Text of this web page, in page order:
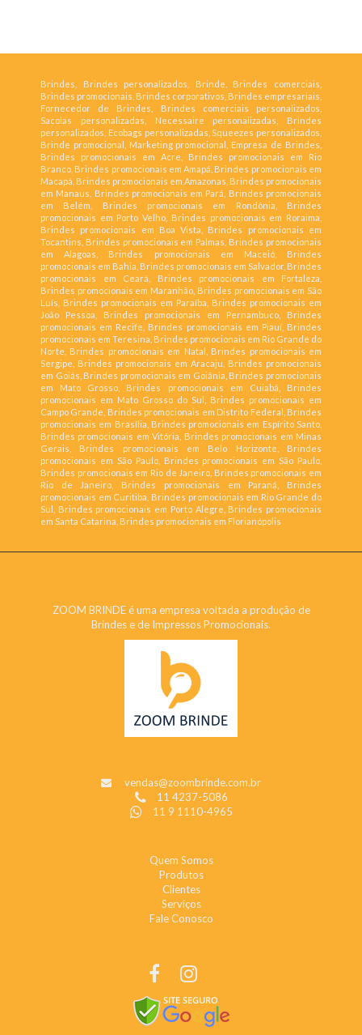
Brindes, Brindes personalizados, Brinde, Brindes comerciais,
Brindes promocionais, Brindes corporativos, Brindes empresariais,
Fornecedor de Brindes, Brindes comerciais personalizados,
Sacolas personalizadas, Necessaire personalizadas, Brindes
personalizados, Ecobags personalizadas, Squeezes personalizados,
Brinde promocional, Marketing promocional, Empresa de Brindes,
Brindes promocionais em Acre, Brindes promocionais em Rio
Branco, Brindes promocionais em Amapá, Brindes promocionais em
Macapá, Brindes promocionais em Amazonas, Brindes promocionais
em Manaus, Brindes promocionais em Pará, Brindes promocionais
em Belém, Brindes promocionais em Rondônia, Brindes
promocionais em Porto Velho, Brindes promocionais em Roraima,
Brindes promocionais em Boa Vista, Brindes promocionais em
Tocantins, Brindes promocionais em Palmas, Brindes promocionais
em Alagoas, Brindes promocionais em Maceió, Brindes
promocionais em Bahia, Brindes promocionais em Salvador, Brindes
promocionais em Ceará, Brindes promocionais em Fortaleza,
Brindes promocionais em Maranhão, Brindes promocionais em São
Luís, Brindes promocionais em Paraíba, Brindes promocionais em
João Pessoa, Brindes promocionais em Pernambuco, Brindes
promocionais em Recife, Brindes promocionais em Piauí, Brindes
promocionais em Teresina, Brindes promocionais em Rio Grande do
Norte, Brindes promocionais em Natal, Brindes promocionais em
Sergipe, Brindes promocionais em Aracaju, Brindes promocionais
em Goiás, Brindes promocionais em Goiânia, Brindes promocionais
em Mato Grosso, Brindes promocionais em Cuiabá, Brindes
promocionais em Mato Grosso do Sul, Brindes promocionais em
Campo Grande, Brindes promocionais em Distrito Federal, Brindes
promocionais em Brasília, Brindes promocionais em Espírito Santo,
Brindes promocionais em Vitória, Brindes promocionais em Minas
Gerais, Brindes promocionais em Belo Horizonte, Brindes
promocionais em São Paulo, Brindes promocionais em São Paulo,
Brindes promocionais em Rio de Janeiro, Brindes promocionais em
Rio de Janeiro, Brindes promocionais em Paraná, Brindes
promocionais em Curitiba, Brindes promocionais em Rio Grande do
Sul, Brindes promocionais em Porto Alegre, Brindes promocionais
em Santa Catarina, Brindes promocionais em Florianópolis
ZOOM BRINDE é uma empresa voltada a produção de
Brindes e de Impressos Promocionais.
vendas@zoombrinde.com.br
11 4237-5086
11 9 1110-4965
Quem Somos
Produtos
Clientes
Serviços
Fale Conosco